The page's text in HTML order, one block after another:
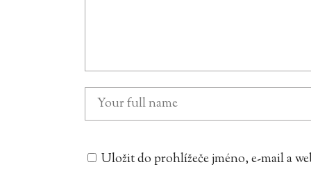
Uložit do prohlížeče jméno, e-mail a